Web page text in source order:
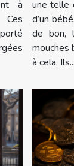
à
Ces
une telle
d’un
de bon,
mouches
à cela. Ils...